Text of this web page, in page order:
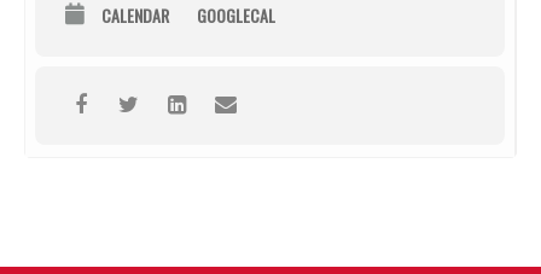
CALENDAR GOOGLECAL